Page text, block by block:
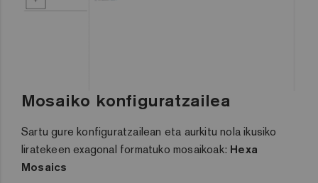
Mosaiko konfiguratzailea
Sartu gure konfiguratzailean eta aurkitu nola ikusiko
liratekeen exagonal formatuko mosaikoak: Hexa
Mosaics